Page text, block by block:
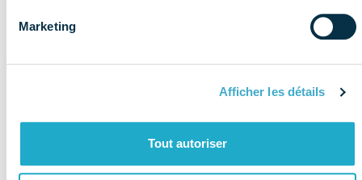
Marketing
Afficher les détails
Tout autoriser